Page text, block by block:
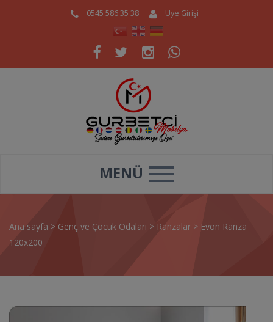
0545 586 35 38 Üye Girişi
MENÜ
Ana sayfa > Genç ve Çocuk Odaları > Ranzalar > Evon Ranza
120x200